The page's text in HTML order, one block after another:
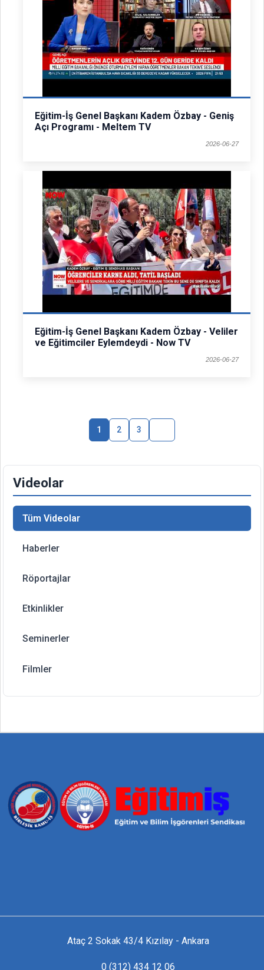
Videolar
Tüm Videolar
Haberler
Röportajlar
Etkinlikler
Seminerler
Filmler
Eğitim-İş Genel Başkanı Kadem Özbay - Geniş
Açı Programı - Meltem TV
2026-06-27
Eğitim-İş Genel Başkanı Kadem Özbay - Veliler
ve Eğitimciler Eylemdeydi - Now TV
2026-06-27
1 2 3
Ataç 2 Sokak 43/4 Kızılay - Ankara
0 (312) 434 12 06